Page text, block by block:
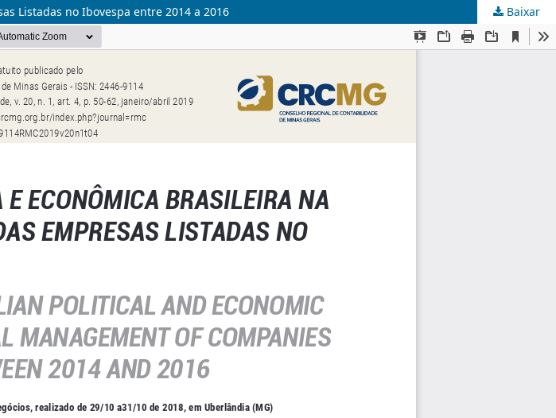
Listadas no Ibovespa entre 2014 a 2016 Baixar